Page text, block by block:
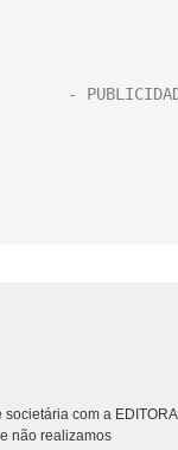
com a EDITORA
não realizamos